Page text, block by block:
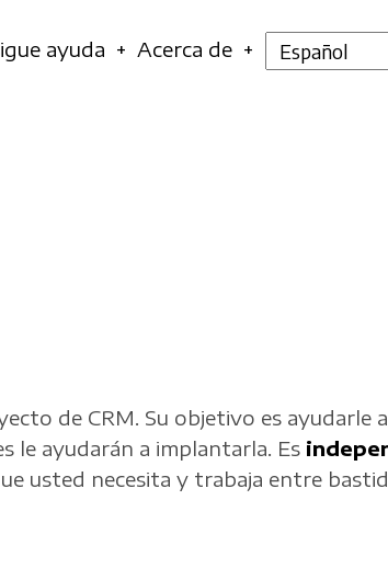
ayuda Acerca de
Select
your
de CRM. Su objetivo es ayudarle
le ayudarán a implantarla. Es
usted necesita y trabaja entre